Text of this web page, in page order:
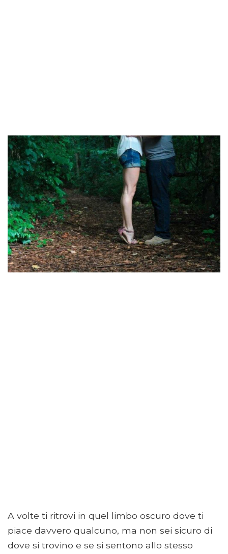
A volte ti ritrovi in ​​quel limbo oscuro dove ti
piace davvero qualcuno, ma non sei sicuro di
dove si trovino e se si sentono allo stesso